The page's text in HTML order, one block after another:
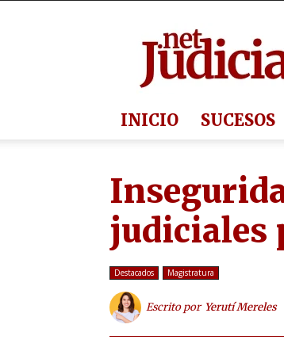
INICIO SUCESOS
judiciales
Destacados Magistratura
Escrito por Yerutí Mereles